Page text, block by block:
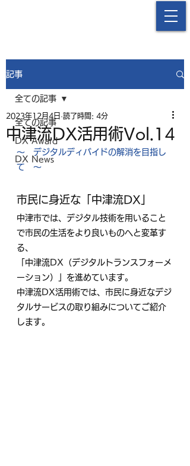
記事
全ての記事
DX Award
DX News
全ての記事
中津流DX活用術Vol.14
2023年12月4日 読了時間: 4分
～　デジタルディバイドの解消を目指し
て
～
市民に身近な「中津流DX」
中津市では、デジタル技術を用いること
で市民の生活をより良いものへと変革す
る、
「中津流DX（デジタルトランスフォーメ
ーション）」を進めています。
中津流DX活用術では、市民に身近なデジ
タルサービスの取り組みについてご紹介
します。